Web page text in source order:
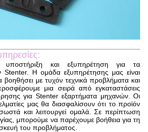
υποστήριξη και εξυπηρέτηση για τα
Stenter. Η ομάδα εξυπηρέτησης μας είναι
βοηθήσει με τυχόν τεχνικά προβλήματα και
μια σειρά από εγκαταστάσεις
για Stenter εξαρτήματα μηχανών. Οι
μας θα διασφαλίσουν ότι το προϊόν
και λειτουργεί ομαλά. Σε περίπτωση
μπορούμε να παρέχουμε βοήθεια για τη
του προβλήματος.